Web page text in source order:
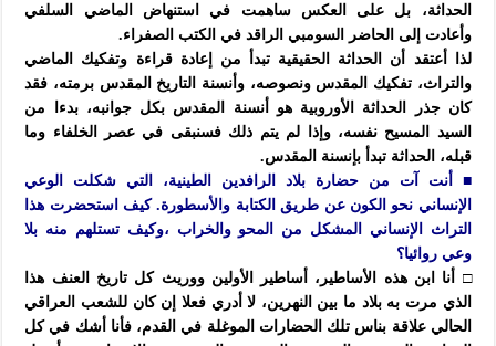
الحداثة، بل على العكس ساهمت في استنهاض الماضي السلفي
وأعادت إلى الحاضر السومبي الراقد في الكتب الصفراء.
لذا أعتقد أن الحداثة الحقيقية تبدأ من إعادة قراءة وتفكيك الماضي
والتراث، تفكيك المقدس ونصوصه، وأنسنة التاريخ المقدس برمته، فقد
كان جذر الحداثة الأوروبية هو أنسنة المقدس بكل جوانبه، بدءا من
السيد المسيح نفسه، وإذا لم يتم ذلك فسنبقى في عصر الخلفاء وما
قبله، الحداثة تبدأ بإنسنة المقدس.
■ أنت آت من حضارة بلاد الرافدين الطينية، التي شكلت الوعي
الإنساني نحو الكون عن طريق الكتابة والأسطورة. كيف استحضرت هذا
التراث الإنساني المشكل من المحو والخراب ،وكيف تستلهم منه بلا
وعي روائيا؟
□ أنا ابن هذه الأساطير، أساطير الأولين ووريث كل تاريخ العنف هذا
الذي مرت به بلاد ما بين النهرين، لا أدري فعلا إن كان للشعب العراقي
الحالي علاقة بناس تلك الحضارات الموغلة في القدم، فأنا أشك في كل